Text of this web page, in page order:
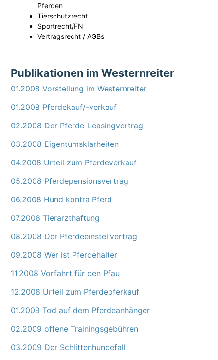
Pferden
Tierschutzrecht
Sportrecht/FN
Vertragsrecht / AGBs
Publikationen im Westernreiter
01.2008 Vorstellung im Westernreiter
01.2008 Pferdekauf/-verkauf
02.2008 Der Pferde-Leasingvertrag
03.2008 Eigentumsklarheiten
04.2008 Urteil zum Pferdeverkauf
05.2008 Pferdepensionsvertrag
06.2008 Hund kontra Pferd
07.2008 Tierarzthaftung
08.2008 Der Pferdeeinstellvertrag
09.2008 Wer ist Pferdehalter
11.2008 Vorfahrt für den Pfau
12.2008 Urteil zum Pferdepferkauf
01.2009 Tod auf dem Pferdeanhänger
02.2009 offene Trainingsgebühren
03.2009 Der Schlittenhundefall